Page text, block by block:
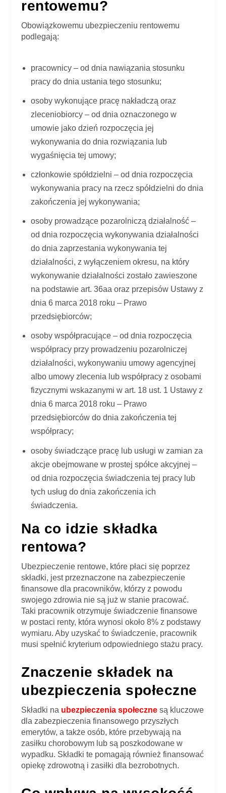
rentowemu?
Obowiązkowemu ubezpieczeniu rentowemu
podlegają:
pracownicy – od dnia nawiązania stosunku
pracy do dnia ustania tego stosunku;
osoby wykonujące pracę nakładczą oraz
zleceniobiorcy – od dnia oznaczonego w
umowie jako dzień rozpoczęcia jej
wykonywania do dnia rozwiązania lub
wygaśnięcia tej umowy;
członkowie spółdzielni – od dnia rozpoczęcia
wykonywania pracy na rzecz spółdzielni do dnia
zakończenia jej wykonywania;
osoby prowadzące pozarolniczą działalność –
od dnia rozpoczęcia wykonywania działalności
do dnia zaprzestania wykonywania tej
działalności, z wyłączeniem okresu, na który
wykonywanie działalności zostało zawieszone
na podstawie art. 36aa oraz przepisów Ustawy z
dnia 6 marca 2018 roku – Prawo
przedsiębiorców;
osoby współpracujące – od dnia rozpoczęcia
współpracy przy prowadzeniu pozarolniczej
działalności, wykonywaniu umowy agencyjnej
albo umowy zlecenia lub współpracy z osobami
fizycznymi wskazanymi w art. 18 ust. 1 Ustawy z
dnia 6 marca 2018 roku – Prawo
przedsiębiorców do dnia zakończenia tej
współpracy;
osoby świadczące pracę lub usługi w zamian za
akcje obejmowane w prostej spółce akcyjnej –
od dnia rozpoczęcia świadczenia tej pracy lub
tych usług do dnia zakończenia ich
świadczenia.
Na co idzie składka
rentowa?
Ubezpieczenie rentowe, które płaci się poprzez
składki, jest przeznaczone na zabezpieczenie
finansowe dla pracowników, którzy z powodu
swojego zdrowia nie są już w stanie pracować.
Taki pracownik otrzymuje świadczenie finansowe
w postaci renty, która wynosi około 8% z podstawy
wymiaru. Aby uzyskać to świadczenie, pracownik
musi spełnić kryterium odpowiedniego stażu pracy.
Znaczenie składek na
ubezpieczenia społeczne
Składki na ubezpieczenia społeczne są kluczowe
dla zabezpieczenia finansowego przyszłych
emerytów, a także osób, które przebywają na
zasiłku chorobowym lub są poszkodowane w
wypadku. Składki te pomagają również finansować
opiekę zdrowotną i zasiłki dla bezrobotnych.